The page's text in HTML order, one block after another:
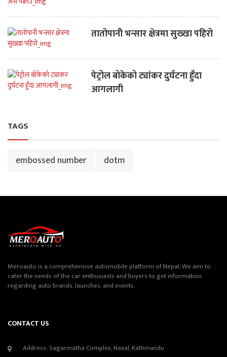
तातोपानी भन्सार क्षेत्रमा सुख्खा पहिरो
पेट्रोल बोकेको ट्यांकर दुर्घटना हुँदा
आगलागी
TAGS
embossed number dotm
Meroauto is a comprehensive automobile platform of Nepal. We aim to
cater the needs of the car enthusiasts and buyers to get information
regarding auto brands, launches, and events.
CONTACT US
Address: Sagarmatha Complex, Naxal, Kathmandu